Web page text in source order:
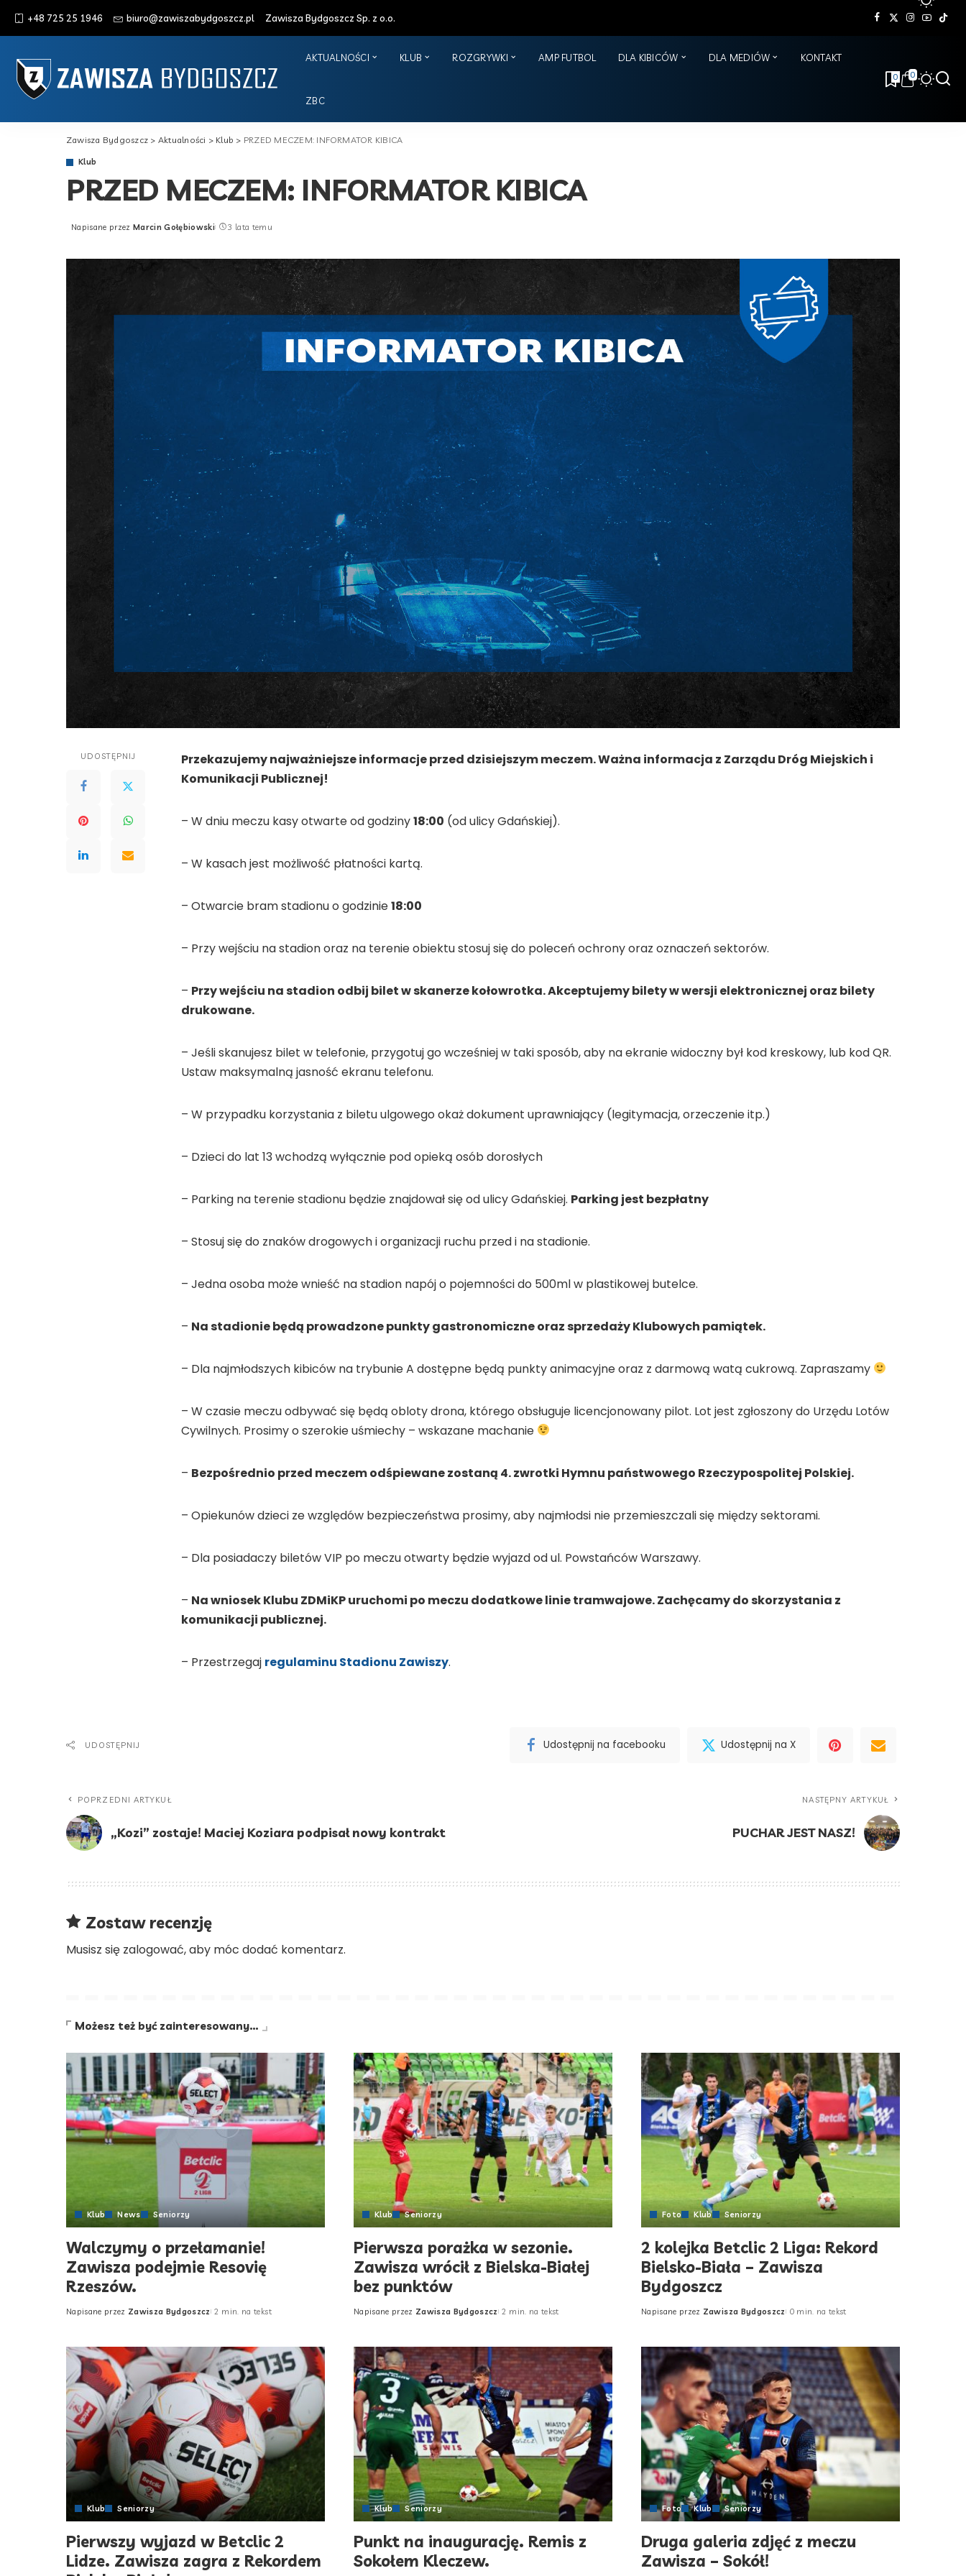
+48 725 25 1946 biuro@zawiszabydgoszcz.pl Zawisza Bydgoszcz Sp. z o.o.
AKTUALNOŚCI KLUB ROZGRYWKI AMP FUTBOL DLA KIBICÓW DLA MEDIÓW KONTAKT
ZBC
0 0
Zawisza Bydgoszcz > Aktualności > Klub > PRZED MECZEM: INFORMATOR KIBICA
Klub
PRZED MECZEM: INFORMATOR KIBICA
Posted
Napisane przez Marcin Gołębiowski 3 lata temu
UDOSTĘPNIJ
Przekazujemy najważniejsze informacje przed dzisiejszym meczem. Ważna informacja z Zarządu Dróg Miejskich i
Komunikacji Publicznej!
– W dniu meczu kasy otwarte od godziny18:00 (od ulicy Gdańskiej).
– W kasach jest możliwość płatności kartą.
– Otwarcie bram stadionu o godzinie18:00
– Przy wejściu na stadion oraz na terenie obiektu stosuj się do poleceń ochrony oraz oznaczeń sektorów.
– Przy wejściu na stadion odbij bilet w skanerze kołowrotka. Akceptujemy bilety w wersji elektronicznej oraz bilety
drukowane.
– Jeśli skanujesz bilet w telefonie, przygotuj go wcześniej w taki sposób, aby na ekranie widoczny był kod kreskowy, lub kod QR.
Ustaw maksymalną jasność ekranu telefonu.
– W przypadku korzystania z biletu ulgowego okaż dokument uprawniający (legitymacja, orzeczenie itp.)
– Dzieci do lat 13 wchodzą wyłącznie pod opieką osób dorosłych
– Parking na terenie stadionu będzie znajdował się od ulicy Gdańskiej. Parking jest bezpłatny
– Stosuj się do znaków drogowych i organizacji ruchu przed i na stadionie.
– Jedna osoba może wnieść na stadion napój o pojemności do 500ml w plastikowej butelce.
– Na stadionie będą prowadzone punkty gastronomiczne oraz sprzedaży Klubowych pamiątek.
– Dla najmłodszych kibiców na trybunie A dostępne będą punkty animacyjne oraz z darmową watą cukrową. Zapraszamy
– W czasie meczu odbywać się będą obloty drona, którego obsługuje licencjonowany pilot. Lot jest zgłoszony do Urzędu Lotów
Cywilnych. Prosimy o szerokie uśmiechy – wskazane machanie
– Bezpośrednio przed meczem odśpiewane zostaną 4. zwrotki Hymnu państwowego Rzeczypospolitej Polskiej.
– Opiekunów dzieci ze względów bezpieczeństwa prosimy, aby najmłodsi nie przemieszczali się między sektorami.
– Dla posiadaczy biletów VIP po meczu otwarty będzie wyjazd od ul. Powstańców Warszawy.
– Na wniosek Klubu ZDMiKP uruchomi po meczu dodatkowe linie tramwajowe. Zachęcamy do skorzystania z
komunikacji publicznej.
– Przestrzegaj regulaminu Stadionu Zawiszy.
UDOSTĘPNIJ Udostępnij na facebooku Udostępnij na X
POPRZEDNI ARTYKUŁ
„Kozi” zostaje! Maciej Koziara podpisał nowy kontrakt
NASTĘPNY ARTYKUŁ
PUCHAR JEST NASZ!
Zostaw recenzję
Musisz się zalogować, aby móc dodać komentarz.
Możesz też być zainteresowany…
Klub News Seniorzy
Walczymy o przełamanie!
Zawisza podejmie Resovię
Rzeszów.
Posted
Napisane przez Zawisza Bydgoszcz 2 min. na tekst
Klub Seniorzy
Pierwsza porażka w sezonie.
Zawisza wrócił z Bielska-Białej
bez punktów
Posted
Napisane przez Zawisza Bydgoszcz 2 min. na tekst
Foto Klub Seniorzy
2 kolejka Betclic 2 Liga: Rekord
Bielsko-Biała – Zawisza
Bydgoszcz
Posted
Napisane przez Zawisza Bydgoszcz 0 min. na tekst
Klub Seniorzy
Pierwszy wyjazd w Betclic 2
Lidze. Zawisza zagra z Rekordem
Klub Seniorzy
Punkt na inaugurację. Remis z
Sokołem Kleczew.
Foto Klub Seniorzy
Druga galeria zdjęć z meczu
Zawisza – Sokół!